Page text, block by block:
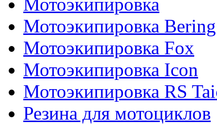
Мотоэкипировка Bering
Мотоэкипировка Fox
Мотоэкипировка Icon
Мотоэкипировка RS
Резина для мотоциклов